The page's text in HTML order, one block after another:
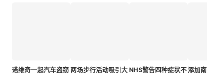
诺维奇一起汽车盗窃 两场步行活动吸引大 NHS警告四种症状不添加南瓜